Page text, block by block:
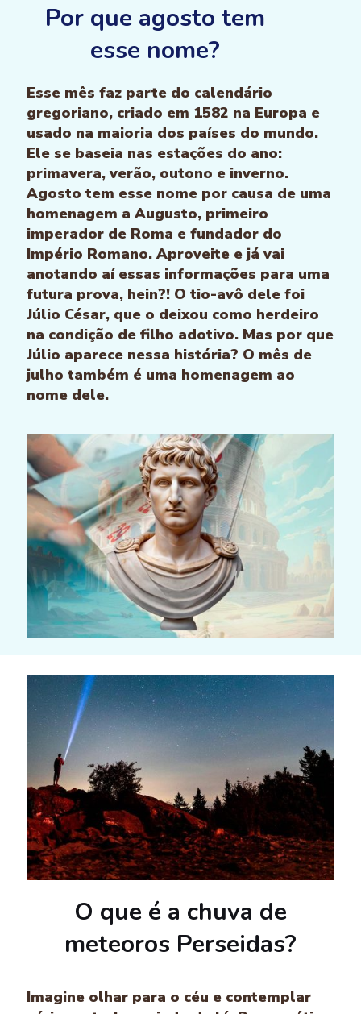
Por que agosto tem
esse nome?
Esse mês faz parte do calendário
gregoriano, criado em 1582 na Europa e
usado na maioria dos países do mundo.
Ele se baseia nas estações do ano:
primavera, verão, outono e inverno.
Agosto tem esse nome por causa de uma
homenagem a Augusto, primeiro
imperador de Roma e fundador do
Império Romano. Aproveite e já vai
anotando aí essas informações para uma
futura prova, hein?! O tio-avô dele foi
Júlio César, que o deixou como herdeiro
na condição de filho adotivo. Mas por que
Júlio aparece nessa história? O mês de
julho também é uma homenagem ao
nome dele.
O que é a chuva de
meteoros Perseidas?
Imagine olhar para o céu e contemplar